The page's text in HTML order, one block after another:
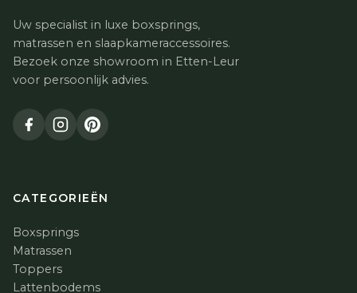
Uw specialist in luxe boxsprings,
matrassen en slaapkameraccessoires.
Bezoek onze showroom in Etten-Leur
voor persoonlijk advies.
CATEGORIEËN
Boxsprings
Matrassen
Toppers
Lattenbodems